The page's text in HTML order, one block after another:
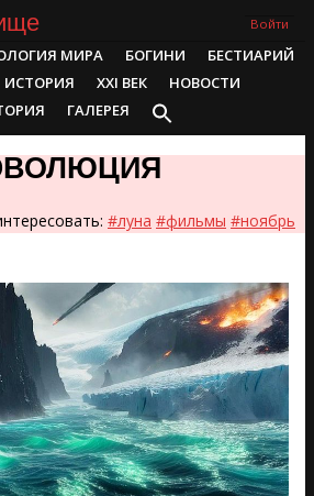
Войти
МИРА БОГИНИ
БЕСТИАРИЙ
ИСТОРИЯ XXI ВЕК
НОВОСТИ
ГАЛЕРЕЯ
#луна #фильмы #ноябрь